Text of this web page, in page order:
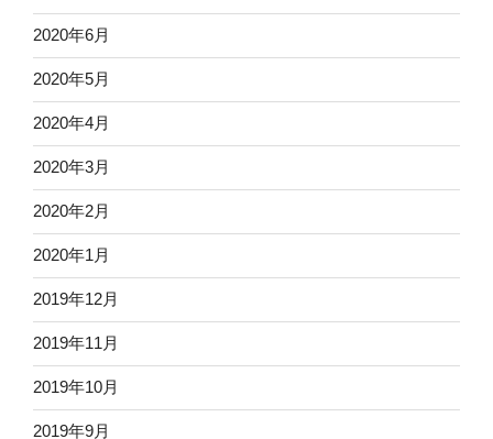
2020年6月
2020年5月
2020年4月
2020年3月
2020年2月
2020年1月
2019年12月
2019年11月
2019年10月
2019年9月